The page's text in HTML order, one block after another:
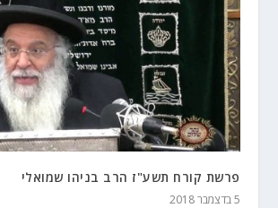
פרשת קורח תשע"ז הרב בניהו שמואלי
5 בדצמבר 2018